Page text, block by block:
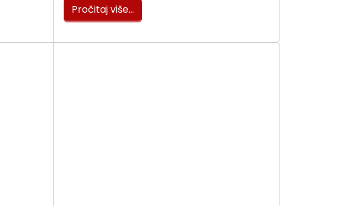
Pročitaj više…